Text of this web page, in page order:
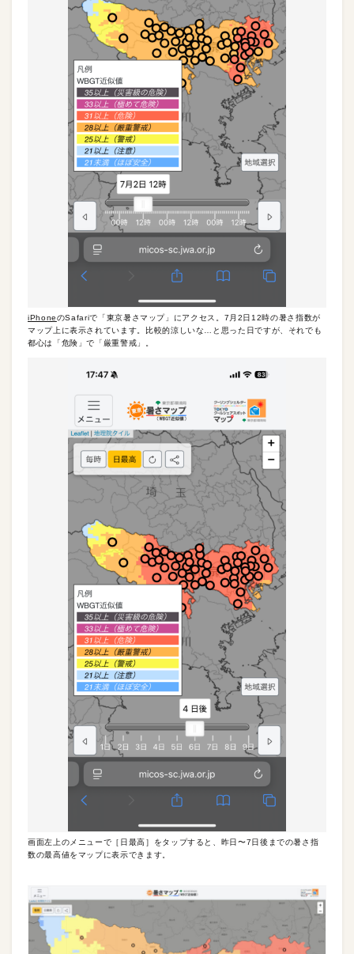
iPhoneのSafariで「東京暑さマップ」にアクセス。7月2日12時の暑さ指数が
マップ上に表示されています。比較的涼しいな…と思った日ですが、それでも
都心は「危険」で「厳重警戒」。
画面左上のメニューで［日最高］をタップすると、昨日〜7日後までの暑さ指
数の最高値をマップに表示できます。